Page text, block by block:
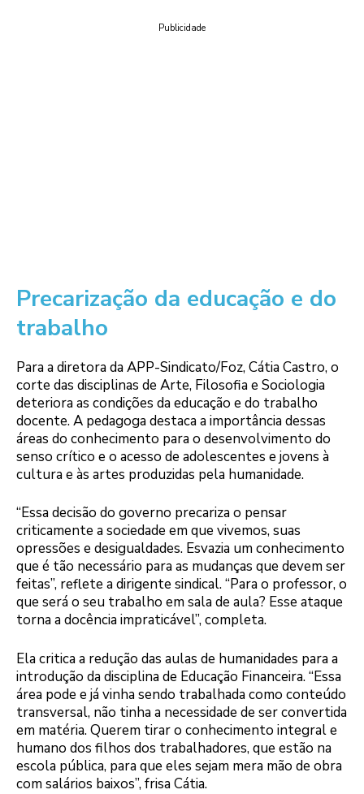
Publicidade
Precarização da educação e do
trabalho
Para a diretora da APP-Sindicato/Foz, Cátia Castro, o
corte das disciplinas de Arte, Filosofia e Sociologia
deteriora as condições da educação e do trabalho
docente. A pedagoga destaca a importância dessas
áreas do conhecimento para o desenvolvimento do
senso crítico e o acesso de adolescentes e jovens à
cultura e às artes produzidas pela humanidade.
“Essa decisão do governo precariza o pensar
criticamente a sociedade em que vivemos, suas
opressões e desigualdades. Esvazia um conhecimento
que é tão necessário para as mudanças que devem ser
feitas”, reflete a dirigente sindical. “Para o professor, o
que será o seu trabalho em sala de aula? Esse ataque
torna a docência impraticável”, completa.
Ela critica a redução das aulas de humanidades para a
introdução da disciplina de Educação Financeira. “Essa
área pode e já vinha sendo trabalhada como conteúdo
transversal, não tinha a necessidade de ser convertida
em matéria. Querem tirar o conhecimento integral e
humano dos filhos dos trabalhadores, que estão na
escola pública, para que eles sejam mera mão de obra
com salários baixos”, frisa Cátia.